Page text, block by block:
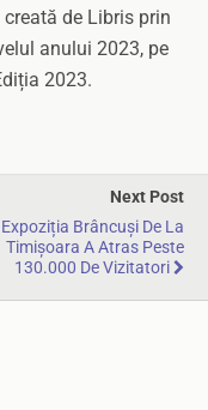
de Libris prin
anului 2023, pe
2023.
Next Post
Expoziția Brâncuși De La
Timișoara A Atras Peste
130.000 De Vizitatori